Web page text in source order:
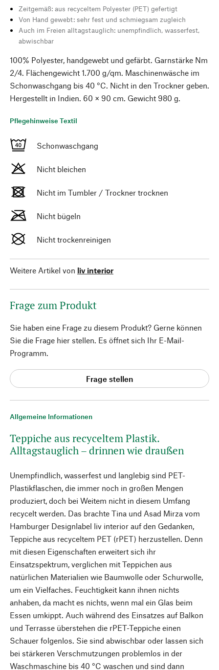
Allgemeine Informationen
Teppiche aus recyceltem Plastik.
Alltagstauglich – drinnen wie draußen
Unempfindlich, wasserfest und langlebig sind PET-
Plastikflaschen, die immer noch in großen Mengen
produziert, doch bei Weitem nicht in diesem Umfang
recycelt werden. Das brachte Tina und Asad Mirza vom
Hamburger Designlabel liv interior auf den Gedanken,
Teppiche aus recyceltem PET (rPET) herzustellen. Denn
mit diesen Eigenschaften erweitert sich ihr
Einsatzspektrum, verglichen mit Teppichen aus
natürlichen Materialien wie Baumwolle oder Schurwolle,
um ein Vielfaches. Feuchtigkeit kann ihnen nichts
anhaben, da macht es nichts, wenn mal ein Glas beim
Essen umkippt. Auch während des Einsatzes auf Balkon
und Terrasse überstehen die rPET-Teppiche einen
Schauer folgenlos. Sie sind abwischbar oder lassen sich
bei stärkeren Verschmutzungen problemlos in der
Waschmaschine bis 40 °C waschen und sind dann
Zeitgemäß: aus recyceltem Polyester (PET) gefertigt
Von Hand gewebt: sehr fest und schmiegsam zugleich
Auch im Freien alltagstauglich: unempfindlich, wasserfest,
abwischbar
100% Polyester, handgewebt und gefärbt. Garnstärke Nm
2/4. Flächengewicht 1.700 g/qm. Maschinenwäsche im
Schonwaschgang bis 40 °C. Nicht in den Trockner geben.
Hergestellt in Indien. 60 × 90 cm. Gewicht 980 g.
Pflegehinweise Textil
Schonwaschgang
Nicht bleichen
Nicht im Tumbler / Trockner trocknen
Nicht bügeln
Nicht trockenreinigen
Weitere Artikel von liv interior
Frage zum Produkt
Sie haben eine Frage zu diesem Produkt? Gerne können
Sie die Frage hier stellen. Es öffnet sich Ihr E-Mail-
Programm.
Frage stellen